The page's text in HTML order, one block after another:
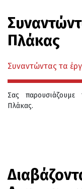
Πλάκας
Συναντώντας τα
Σας
Πλάκας.